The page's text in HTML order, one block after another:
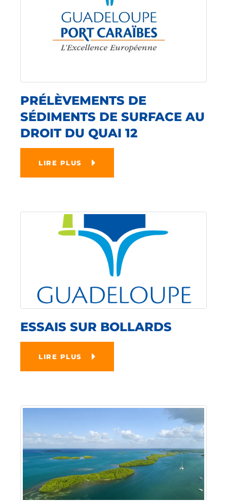
PRÉLÈVEMENTS DE
SÉDIMENTS DE SURFACE AU
DROIT DU QUAI 12
LIRE PLUS
ESSAIS SUR BOLLARDS
LIRE PLUS